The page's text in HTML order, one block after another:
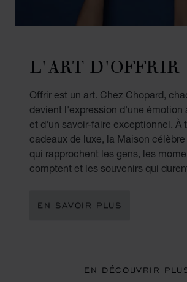
L'ART D'OFFRIR
Offrir est un art. Chez Chopard,
devient l'expression d'une émotion
et d'un savoir-faire exceptionnel. À
cadeaux de luxe, la Maison
qui rapprochent les gens, les
comptent et les souvenirs qui
EN SAVOIR PLUS
EN DÉCOUVRIR